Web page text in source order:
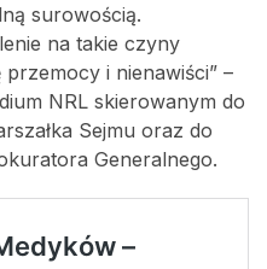
surowością.
na takie czyny
i nienawiści” –
NRL skierowanym do
Sejmu oraz do
Generalnego.